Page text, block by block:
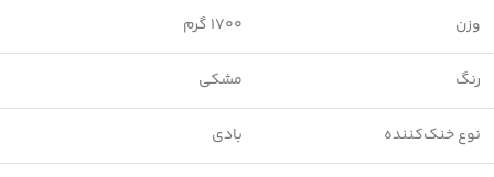
وزن 1700 گرم
رنگ مشکی
نوع خنک‌کننده بادی